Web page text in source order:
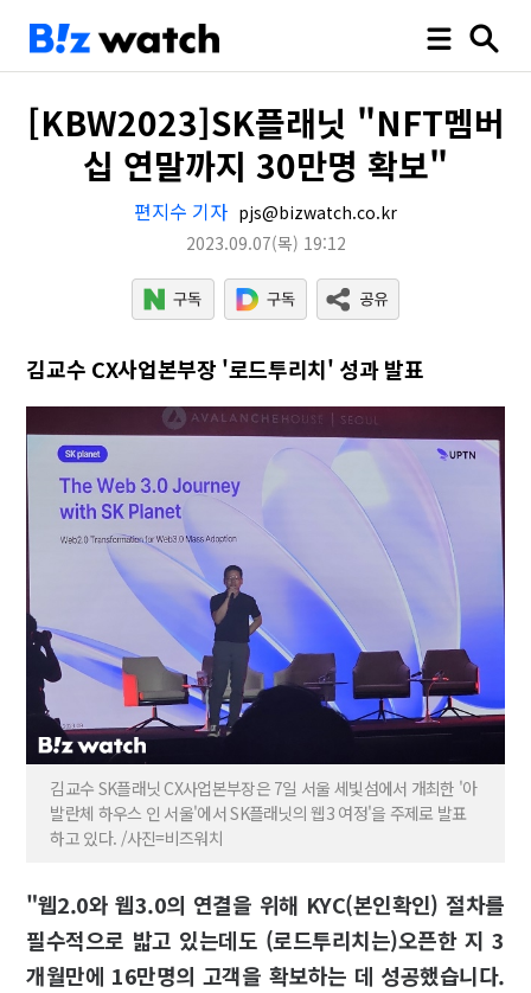
[KBW2023]SK플래닛 "NFT멤버
십 연말까지 30만명 확보"
편지수 기자 pjs@bizwatch.co.kr
2023.09.07(목) 19:12
김교수 CX사업본부장 '로드투리치' 성과 발표
김교수 SK플래닛 CX사업본부장은 7일 서울 세빛섬에서 개최한 '아
발란체 하우스 인 서울'에서 SK플래닛의 웹3 여정'을 주제로 발표
하고 있다. /사진=비즈워치
"웹2.0와 웹3.0의 연결을 위해 KYC(본인확인) 절차를
필수적으로 밟고 있는데도 (로드투리치는)오픈한 지 3
개월만에 16만명의 고객을 확보하는 데 성공했습니다.